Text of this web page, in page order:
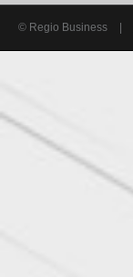
© Regio Business